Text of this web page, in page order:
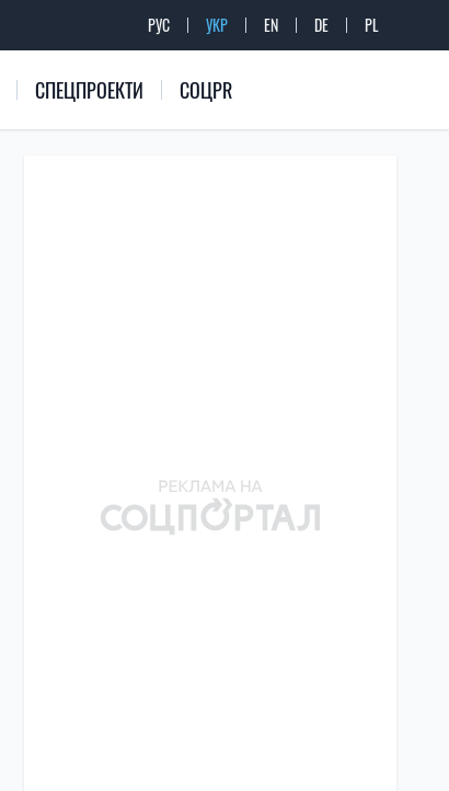
РУС УКР EN DE PL
СПЕЦПРОЕКТИ СОЦPR